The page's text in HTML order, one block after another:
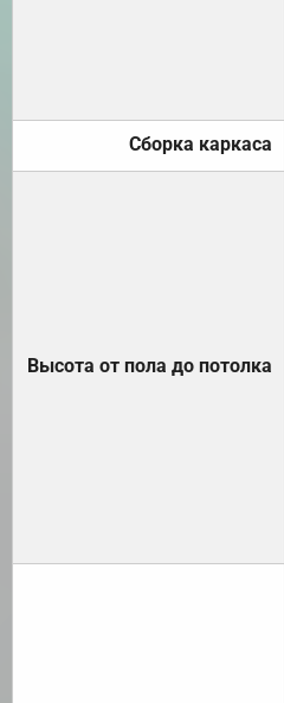
Сборка каркаса
Высота от пола до потолка